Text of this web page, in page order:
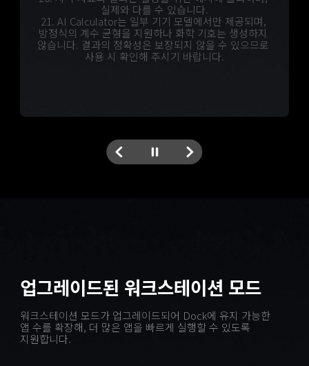
가능합니다. 지역 및 모델에 따라 사용 가능 여부가
달라질 수 있으며, 인터넷 연결이 필요합니다.
제공되는 결과의 정확성을 확인해 주시기 바랍니다.
실제 제품 및 사용 결과와 다를 수 있습니다.
17. AI Writing은 일부 지역, 언어 및 기기 모델에서만
사용 가능합니다. 호환되는 앱 및 디바이스에서
동작하며, 인터넷 연결이 필요합니다. 제공되는 결과의
정확성을 확인해 주시기 바랍니다.
실제와 다를 수 있습니다.
19. AI Translate Conversation은 일부 지역, 언어 및
기기 모델에서만 사용 가능합니다. 제공되는 결과의
정확성을 확인해 주시기 바랍니다.
실제와 다를 수 있습니다.
21. AI Calculator는 일부 기기 모델에서만 제공되며,
방정식의 계수 균형을 지원하나 화학 기호는 생성하지
않습니다. 결과의 정확성은 보장되지 않을 수 있으므로
사용 시 확인해 주시기 바랍니다.
업그레이드된 워크스테이션 모드
워크스테이션 모드가 업그레이드되어 Dock에 유지 가능한
앱 수를 확장해, 더 많은 앱을 빠르게 실행할 수 있도록
지원합니다.